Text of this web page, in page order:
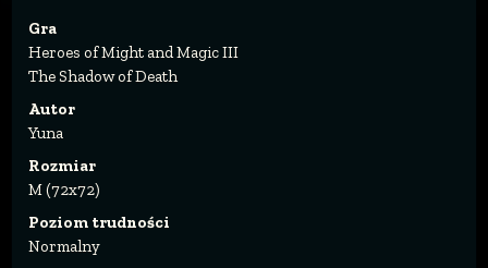
Gra
Heroes of Might and Magic III
The Shadow of Death
Autor
Yuna
Rozmiar
M (72x72)
Poziom trudności
Normalny